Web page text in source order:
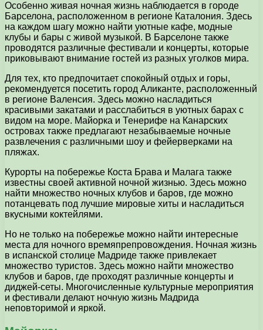
Особенно живая ночная жизнь наблюдается в городе
Барселона, расположенном в регионе Каталония. Здесь
на каждом шагу можно найти уютные кафе, модные
клубы и бары с живой музыкой. В Барселоне также
проводятся различные фестивали и концерты, которые
приковывают внимание гостей из разных уголков мира.
Для тех, кто предпочитает спокойный отдых и горы,
рекомендуется посетить город Аликанте, расположенный
в регионе Валенсия. Здесь можно насладиться
красивыми закатами и расслабиться в уютных барах с
видом на море. Майорка и Тенерифе на Канарских
островах также предлагают незабываемые ночные
развлечения с различными шоу и фейерверками на
пляжах.
Курорты на побережье Коста Брава и Малага также
известны своей активной ночной жизнью. Здесь можно
найти множество ночных клубов и баров, где можно
потанцевать под лучшие мировые хиты и насладиться
вкусными коктейлями.
Но не только на побережье можно найти интересные
места для ночного времяпрепровождения. Ночная жизнь
в испанской столице Мадриде также привлекает
множество туристов. Здесь можно найти множество
клубов и баров, где проходят различные концерты и
диджей-сеты. Многочисленные культурные мероприятия
и фестивали делают ночную жизнь Мадрида
неповторимой и яркой.